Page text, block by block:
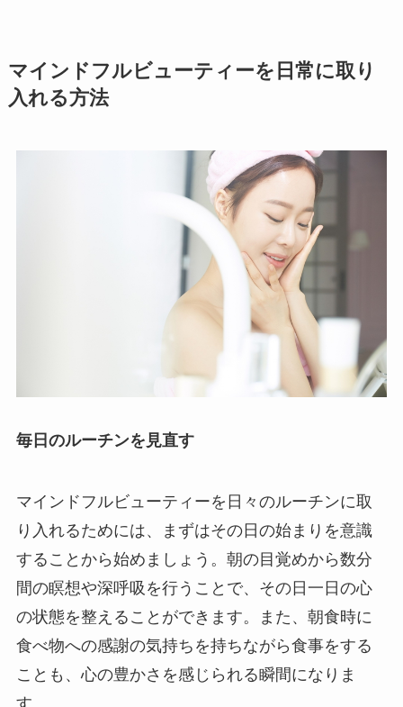
マインドフルビューティーを日常に取り
入れる方法
毎日のルーチンを見直す
マインドフルビューティーを日々のルーチンに取
り入れるためには、まずはその日の始まりを意識
することから始めましょう。朝の目覚めから数分
間の瞑想や深呼吸を行うことで、その日一日の心
の状態を整えることができます。また、朝食時に
食べ物への感謝の気持ちを持ちながら食事をする
ことも、心の豊かさを感じられる瞬間になりま
す。